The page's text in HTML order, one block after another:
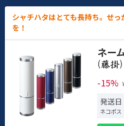
シャチハタはとても長持ち。せ
を！
ネー
(
)
-15%
発送
ネコポス